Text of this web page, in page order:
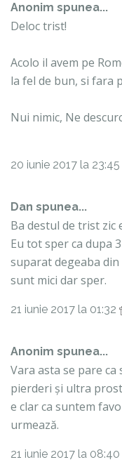
Anonim spunea...
Deloc trist!
Acolo il avem pe
la fel de bun, si fara
Nui nimic, Ne
20 iunie 2017 la 23:45
Dan spunea...
Ba destul de trist zic
Eu tot sper ca dupa
suparat degeaba din
sunt mici dar sper.
21 iunie 2017 la 01:32
Anonim spunea...
Vara asta se pare
pierderi și ultra
e clar ca suntem
urmează.
21 iunie 2017 la 08:40